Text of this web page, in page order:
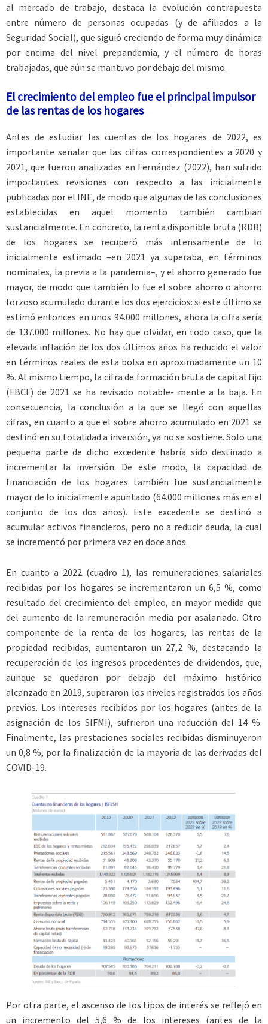
al mercado de trabajo, destaca la evolución contrapuesta
entre número de personas ocupadas (y de afiliados a la
Seguridad Social), que siguió creciendo de forma muy dinámica
por encima del nivel prepandemia, y el número de horas
trabajadas, que aún se mantuvo por debajo del mismo.
El crecimiento del empleo fue el principal impulsor
de las rentas de los hogares
Antes de estudiar las cuentas de los hogares de 2022, es
importante señalar que las cifras correspondientes a 2020 y
2021, que fueron analizadas en Fernández (2022), han sufrido
importantes revisiones con respecto a las inicialmente
publicadas por el INE, de modo que algunas de las conclusiones
establecidas en aquel momento también cambian
sustancialmente. En concreto, la renta disponible bruta (RDB)
de los hogares se recuperó más intensamente de lo
inicialmente estimado –en 2021 ya superaba, en términos
nominales, la previa a la pandemia–, y el ahorro generado fue
mayor, de modo que también lo fue el sobre ahorro o ahorro
forzoso acumulado durante los dos ejercicios: si este último se
estimó entonces en unos 94.000 millones, ahora la cifra sería
de 137.000 millones. No hay que olvidar, en todo caso, que la
elevada inflación de los dos últimos años ha reducido el valor
en términos reales de esta bolsa en aproximadamente un 10
%. Al mismo tiempo, la cifra de formación bruta de capital fijo
(FBCF) de 2021 se ha revisado notable- mente a la baja. En
consecuencia, la conclusión a la que se llegó con aquellas
cifras, en cuanto a que el sobre ahorro acumulado en 2021 se
destinó en su totalidad a inversión, ya no se sostiene. Solo una
pequeña parte de dicho excedente habría sido destinado a
incrementar la inversión. De este modo, la capacidad de
financiación de los hogares también fue sustancialmente
mayor de lo inicialmente apuntado (64.000 millones más en el
conjunto de los dos años). Este excedente se destinó a
acumular activos financieros, pero no a reducir deuda, la cual
se incrementó por primera vez en doce años.
En cuanto a 2022 (cuadro 1), las remuneraciones salariales
recibidas por los hogares se incrementaron un 6,5 %, como
resultado del crecimiento del empleo, en mayor medida que
del aumento de la remuneración media por asalariado. Otro
componente de la renta de los hogares, las rentas de la
propiedad recibidas, aumentaron un 27,2 %, destacando la
recuperación de los ingresos procedentes de dividendos, que,
aunque se quedaron por debajo del máximo histórico
alcanzado en 2019, superaron los niveles registrados los años
previos. Los intereses recibidos por los hogares (antes de la
asignación de los SIFMI), sufrieron una reducción del 14 %.
Finalmente, las prestaciones sociales recibidas disminuyeron
un 0,8 %, por la finalización de la mayoría de las derivadas del
COVID-19.
Por otra parte, el ascenso de los tipos de interés se reflejó en
un incremento del 5,6 % de los intereses (antes de la